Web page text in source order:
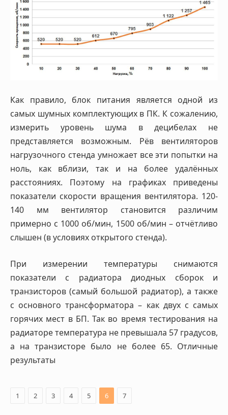
Как правило, блок питания является одной из
самых шумных комплектующих в ПК. К сожалению,
измерить уровень шума в децибелах не
представляется возможным. Рёв вентиляторов
нагрузочного стенда умножает все эти попытки на
ноль, как вблизи, так и на более удалённых
расстояниях. Поэтому на графиках приведены
показатели скорости вращения вентилятора. 120-
140 мм вентилятор становится различим
примерно с 1000 об/мин, 1500 об/мин – отчётливо
слышен (в условиях открытого стенда).
При измерении температуры снимаются
показатели с радиатора диодных сборок и
транзисторов (самый большой радиатор), а также
с основного трансформатора – как двух с самых
горячих мест в БП. Так во время тестирования на
радиаторе температура не превышала 57 градусов,
а на транзисторе было не более 65. Отличные
результаты
1 2 3 4 5 6 7